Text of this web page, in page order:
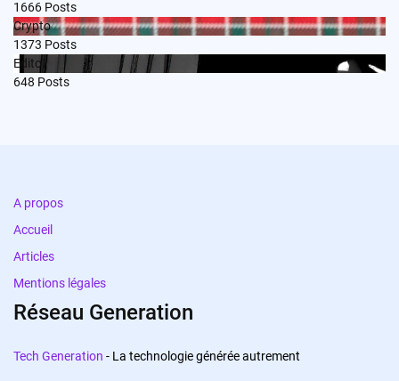
1666 Posts
Crypto
1373 Posts
Edito
648 Posts
A propos
Accueil
Articles
Mentions légales
Réseau Generation
Tech Generation - La technologie générée autrement